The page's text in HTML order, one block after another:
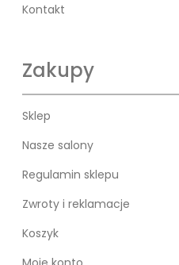
Kontakt
Zakupy
Sklep
Nasze salony
Regulamin sklepu
Zwroty i reklamacje
Koszyk